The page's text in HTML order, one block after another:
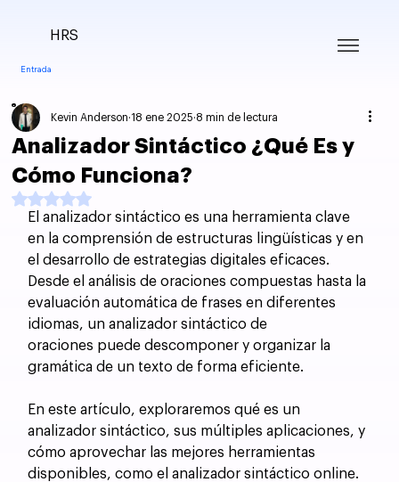
Entrada
HRS
Analizador Sintáctico ¿Qué Es y
Cómo Funciona?
Kevin Anderson 18 ene 2025 8 min de lectura
Obtuvo NaN de 5 estrellas.
El analizador sintáctico es una herramienta clave
en la comprensión de estructuras lingüísticas y en
el desarrollo de estrategias digitales eficaces.
Desde el análisis de oraciones compuestas hasta la
evaluación automática de frases en diferentes
idiomas, un analizador sintáctico de
oraciones puede descomponer y organizar la
gramática de un texto de forma eficiente.
En este artículo, exploraremos qué es un
analizador sintáctico, sus múltiples aplicaciones, y
cómo aprovechar las mejores herramientas
disponibles, como el analizador sintáctico online.